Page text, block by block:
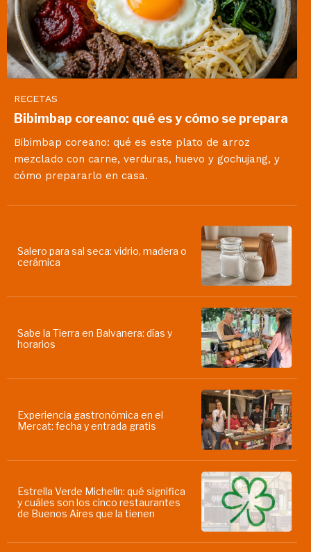
RECETAS
Bibimbap coreano: qué es y cómo se prepara
Bibimbap coreano: qué es este plato de arroz
mezclado con carne, verduras, huevo y gochujang, y
cómo prepararlo en casa.
Salero para sal seca: vidrio, madera o
cerámica
Sabe la Tierra en Balvanera: días y
horarios
Experiencia gastronómica en el
Mercat: fecha y entrada gratis
Estrella Verde Michelin: qué significa
y cuáles son los cinco restaurantes
de Buenos Aires que la tienen